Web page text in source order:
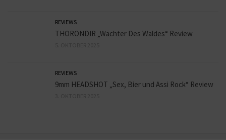
REVIEWS
THORONDIR „Wächter Des Waldes“ Review
REVIEWS
9mm HEADSHOT „Sex, Bier und Assi Rock“ Review